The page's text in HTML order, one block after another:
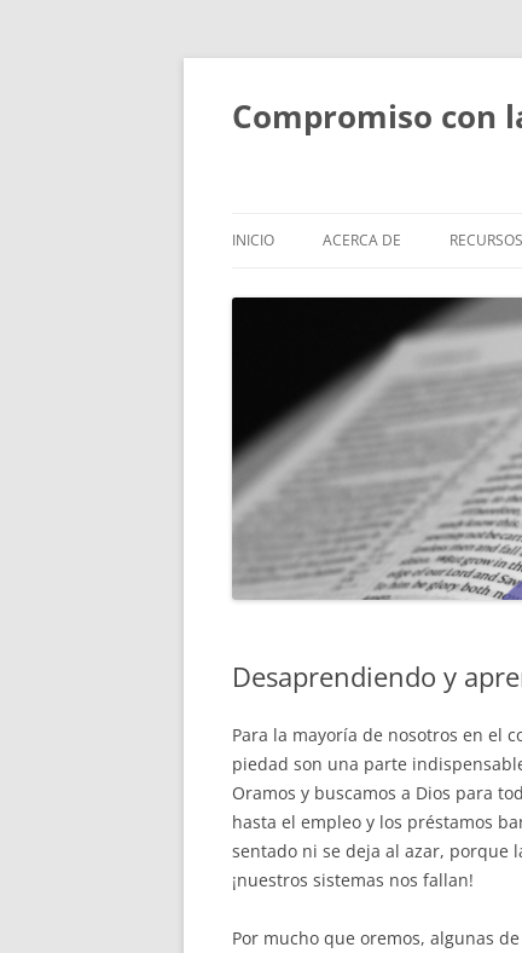
Compromiso con
INICIO ACERCA DE
PERSONAS
OBJETIVOS Y ACTIVIDADES
RECURSOS
BÍBLICOS
RETIROS
Desaprendiendo y
Para la mayoría de nosotros en el
piedad son una parte
Oramos y buscamos a Dios para
hasta el empleo y los préstamos
sentado ni se deja al azar, porque
¡nuestros sistemas nos fallan!
Por mucho que oremos, algunas